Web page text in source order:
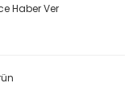
Haber Ver